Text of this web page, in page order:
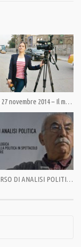
all’assemblea
della delegazione
Peace and Neutrality
Military Bases
internazionali e
tra cui il
PTV News 27 novembre 2014 – Il muro di gomma dell’informazione
BREVE CORSO DI ANALISI POLITICA – PRIMA PUNTATA